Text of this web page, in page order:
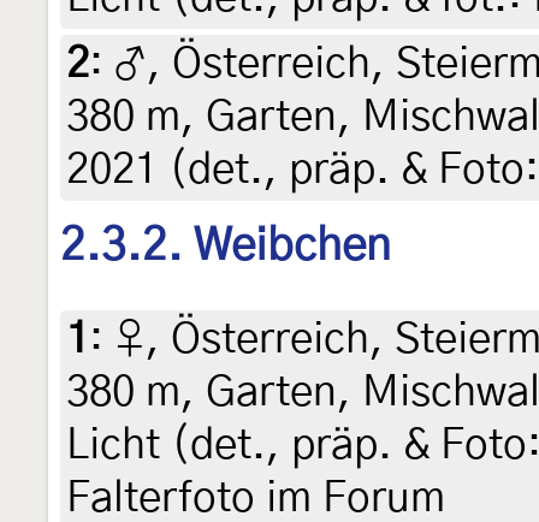
2: ♂, Österreich,
380 m, Garten,
2021 (det., präp. &
2.3.2. Weibchen
1 : ♀, Österreich,
380 m, Garten,
Licht (det., präp. &
Falterfoto im Forum